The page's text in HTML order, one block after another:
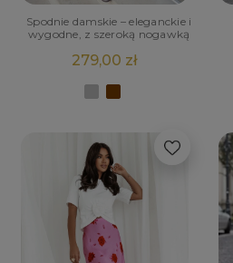
Spodnie damskie – eleganckie i
wygodne, z szeroką nogawką
279,00 zł